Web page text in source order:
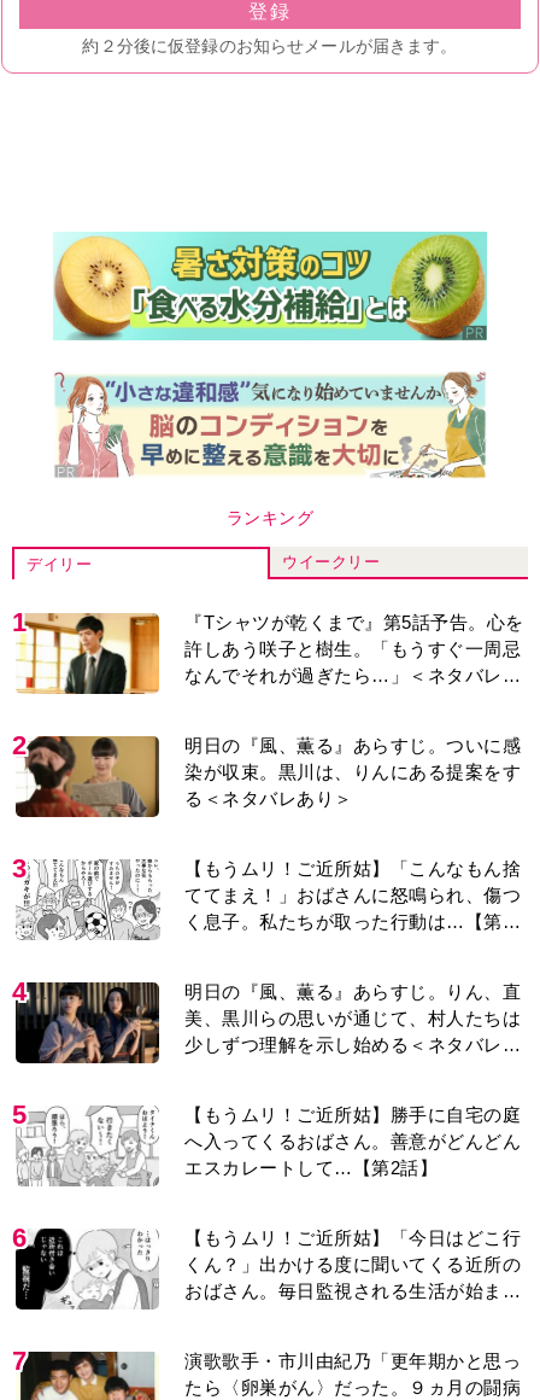
ランキング
デイリー ウイークリー
1
『Tシャツが乾くまで』第5話予告。心を
許しあう咲子と樹生。「もうすぐ一周忌
なんでそれが過ぎたら…」＜ネタバレあ
2
明日の『風、薫る』あらすじ。ついに感
染が収束。黒川は、りんにある提案をす
る＜ネタバレあり＞
3
【もうムリ！ご近所姑】「こんなもん捨
ててまえ！」おばさんに怒鳴られ、傷つ
く息子。私たちが取った行動は…【第3
4
明日の『風、薫る』あらすじ。りん、直
美、黒川らの思いが通じて、村人たちは
少しずつ理解を示し始める＜ネタバレあ
5
【もうムリ！ご近所姑】勝手に自宅の庭
へ入ってくるおばさん。善意がどんどん
エスカレートして…【第2話】
6
【もうムリ！ご近所姑】「今日はどこ行
くん？」出かける度に聞いてくる近所の
おばさん。毎日監視される生活が始ま
7
演歌歌手・市川由紀乃「更年期かと思っ
たら〈卵巣がん〉だった。９ヵ月の闘病